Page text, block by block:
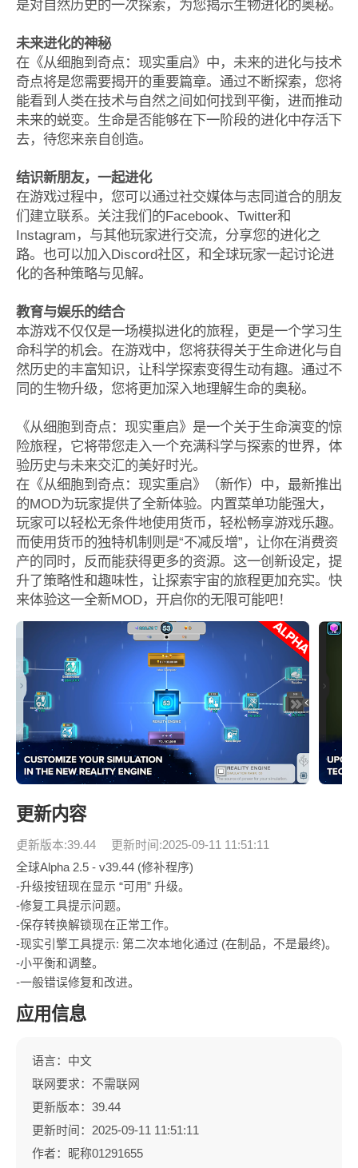
是对自然历史的一次探索，为您揭示生物进化的奥秘。
未来进化的神秘
在《从细胞到奇点：现实重启》中，未来的进化与技术
奇点将是您需要揭开的重要篇章。通过不断探索，您将
能看到人类在技术与自然之间如何找到平衡，进而推动
未来的蜕变。生命是否能够在下一阶段的进化中存活下
去，待您来亲自创造。
结识新朋友，一起进化
在游戏过程中，您可以通过社交媒体与志同道合的朋友
们建立联系。关注我们的Facebook、Twitter和
Instagram，与其他玩家进行交流，分享您的进化之
路。也可以加入Discord社区，和全球玩家一起讨论进
化的各种策略与见解。
教育与娱乐的结合
本游戏不仅仅是一场模拟进化的旅程，更是一个学习生
命科学的机会。在游戏中，您将获得关于生命进化与自
然历史的丰富知识，让科学探索变得生动有趣。通过不
同的生物升级，您将更加深入地理解生命的奥秘。
《从细胞到奇点：现实重启》是一个关于生命演变的惊
险旅程，它将带您走入一个充满科学与探索的世界，体
验历史与未来交汇的美好时光。
在《从细胞到奇点：现实重启》（新作）中，最新推出
的MOD为玩家提供了全新体验。内置菜单功能强大，
玩家可以轻松无条件地使用货币，轻松畅享游戏乐趣。
而使用货币的独特机制则是“不减反增”，让你在消费资
产的同时，反而能获得更多的资源。这一创新设定，提
升了策略性和趣味性，让探索宇宙的旅程更加充实。快
来体验这一全新MOD，开启你的无限可能吧！
更新内容
更新版本:39.44
更新时间:2025-09-11 11:51:11
全球Alpha 2.5 - v39.44 (修补程序)
-升级按钮现在显示 “可用” 升级。
-修复工具提示问题。
-保存转换解锁现在正常工作。
-现实引擎工具提示: 第二次本地化通过 (在制品，不是最终)。
-小平衡和调整。
-一般错误修复和改进。
应用信息
语言：中文
联网要求：不需联网
更新版本：39.44
更新时间：2025-09-11 11:51:11
作者：昵称01291655